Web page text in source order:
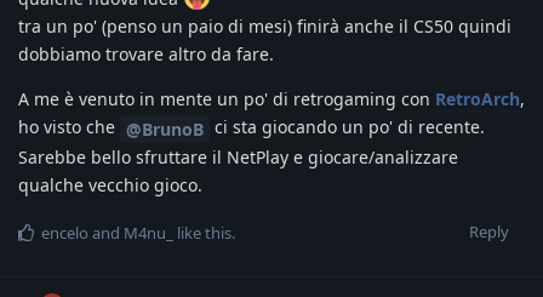
tra un po' (penso un paio di mesi) finirà anche il CS50 quindi
dobbiamo trovare altro da fare.
A me è venuto in mente un po' di retrogaming con RetroArch,
ho visto che @BrunoB ci sta giocando un po' di recente.
Sarebbe bello sfruttare il NetPlay e giocare/analizzare
qualche vecchio gioco.
Reply
encelo and M4nu_ like this.